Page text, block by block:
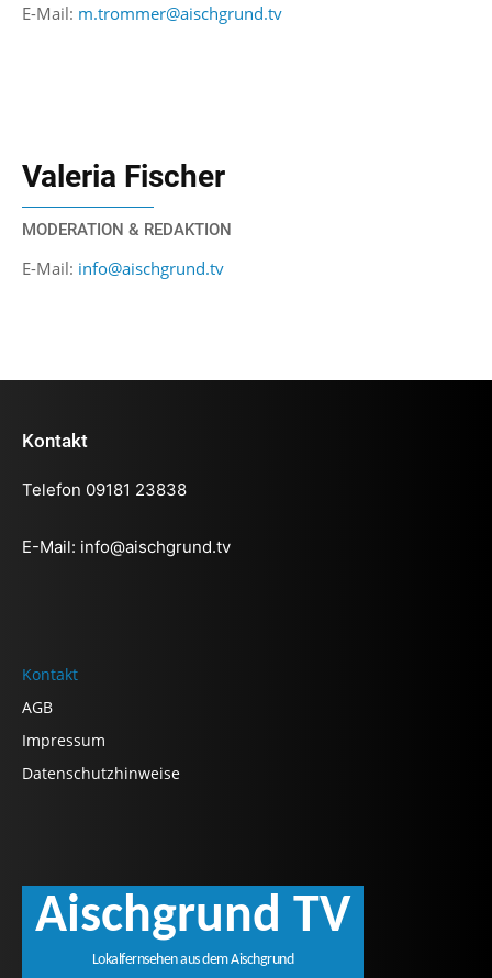
E-Mail: m.trommer@aischgrund.tv
Valeria Fischer
MODERATION & REDAKTION
E-Mail: info@aischgrund.tv
Kontakt
Telefon 09181 23838
E-Mail: info@aischgrund.tv
Kontakt
AGB
Impressum
Datenschutzhinweise
Aischgrund TV
Lokalfernsehen aus dem Aischgrund